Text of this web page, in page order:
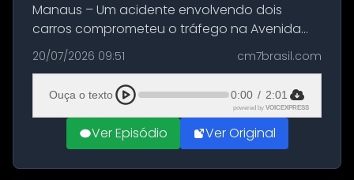
Manaus – Um acidente envolvendo dois
carros comprometeu o tráfego na Avenida
Brasil durante a manhã desta segunda-feira
(20), em frente ao complexo da Prefeitura de
Manaus, na Zona Oeste. A batida ter...
20/07/2026 09:51 cm7brasil.com
Ouça o texto 0:00 / 2:01
powered by VOICEXPRESS
Ver Episódio Ver Original